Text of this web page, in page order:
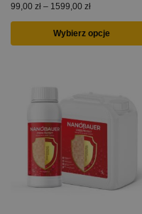
99,00 zł – 1599,00 zł
Wybierz opcje